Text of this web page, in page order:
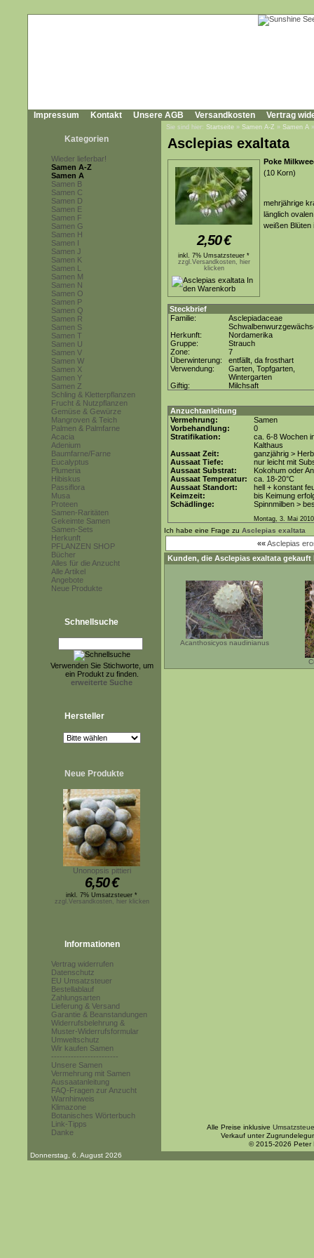
Impressum Kontakt Unsere AGB Versandkosten Vertrag
Kategorien
Wieder lieferbar!
Samen A-Z
Samen A
Samen B
Samen C
Samen D
Samen E
Samen F
Samen G
Samen H
Samen I
Samen J
Samen K
Samen L
Samen M
Samen N
Samen O
Samen P
Samen Q
Samen R
Samen S
Samen T
Samen U
Samen V
Samen W
Samen X
Samen Y
Samen Z
Schling & Kletterpflanzen
Frucht & Nutzpflanzen
Gemüse & Gewürze
Mangroven & Teich
Palmen & Palmfarne
Acacia
Adenium
Baumfarne/Farne
Eucalyptus
Plumeria
Hibiskus
Passiflora
Musa
Proteen
Samen-Raritäten
Gekeimte Samen
Samen-Sets
Herkunft
PFLANZEN SHOP
Bücher
Alles für die Anzucht
Alle Artikel
Angebote
Neue Produkte
Schnellsuche
Verwenden Sie Stichworte, um
ein Produkt zu finden.
erweiterte Suche
Hersteller
Neue Produkte
Unonopsis pittieri
6,50€
inkl. 7% Umsatzsteuer *
zzgl.Versandkosten, hier klicken
Informationen
Vertrag widerrufen
Datenschutz
EU Umsatzsteuer
Bestellablauf
Zahlungsarten
Lieferung & Versand
Garantie & Beanstandungen
Widerrufsbelehrung &
Muster-Widerrufsformular
Umweltschutz
Wir kaufen Samen
------------------------
Unsere Samen
Vermehrung mit Samen
Aussaatanleitung
FAQ-Fragen zur Anzucht
Warnhinweis
Klimazone
Botanisches Wörterbuch
Link-Tipps
Danke
Sie sind hier: Startseite » Samen A-Z » Samen A
Asclepias exaltata
2,50€
inkl. 7% Umsatzsteuer *
zzgl.Versandkosten, hier
klicken
Poke
(10 Korn)
mehrjährige
länglich
weißen Blüten
Steckbrief
Familie:
Asclepiadaceae
Herkunft:
Nordamerika
Gruppe:
Strauch
Zone:
7
Überwinterung:
entfällt, da frosthart
Verwendung:
Garten, Topfgarten,
Wintergarten
Giftig:
Milchsaft
Anzuchtanleitung
Vermehrung:
Samen
Vorbehandlung:
0
Stratifikation:
ca. 6-8 Wochen
Kalthaus
Aussaat Zeit:
ganzjährig >
Aussaat Tiefe:
nur leicht mit
Aussaat Substrat:
Kokohum oder
Aussaat Temperatur:
ca. 18-20°C
Aussaat Standort:
hell + konstant
Keimzeit:
bis Keimung
Schädlinge:
Spinnmilben >
Montag, 3. Mai 2010
Ich habe eine Frage zu Asclepias exaltata
««Asclepias
Kunden, die Asclepias exaltata gekauft
Acanthosicyos naudinianus
Alle Preise inklusive
Verkauf unter
© 2015-2026 Peter
Donnerstag, 6. August 2026